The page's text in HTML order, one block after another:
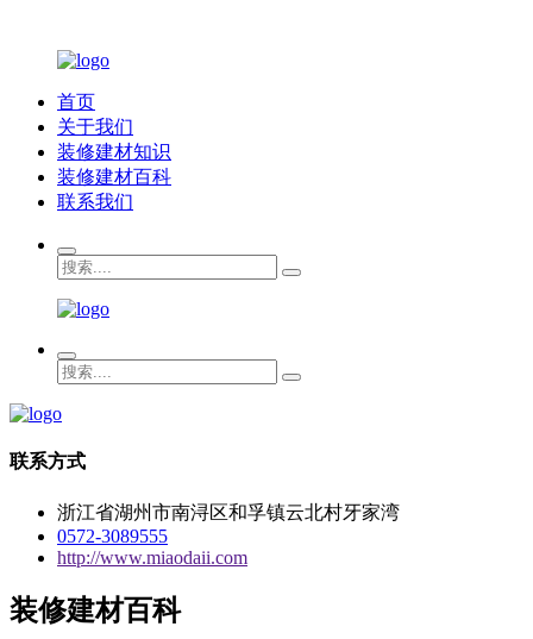
首页
关于我们
装修建材知识
装修建材百科
联系我们
联系方式
浙江省湖州市南浔区和孚镇云北村牙家湾
0572-3089555
http://www.miaodaii.com
装修建材百科